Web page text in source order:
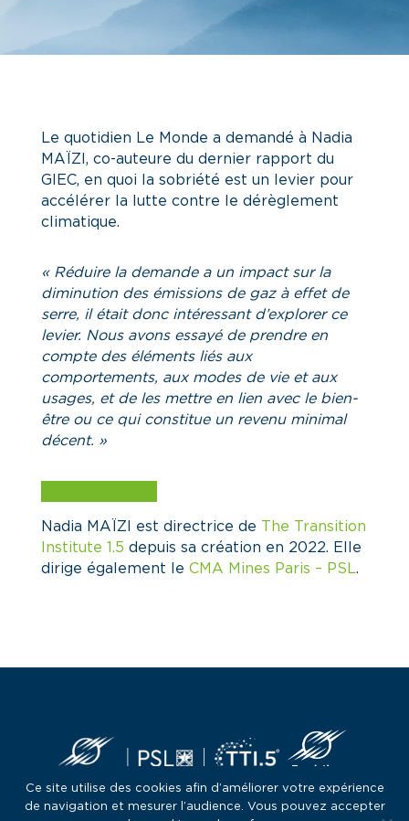
Le quotidien Le Monde a demandé à Nadia
MAÏZI, co-auteure du dernier rapport du
GIEC, en quoi la sobriété est un levier pour
accélérer la lutte contre le dérèglement
climatique.
« Réduire la demande a un impact sur la
diminution des émissions de gaz à effet de
serre, il était donc intéressant d’explorer ce
levier. Nous avons essayé de prendre en
compte des éléments liés aux
comportements, aux modes de vie et aux
usages, et de les mettre en lien avec le bien-
être ou ce qui constitue un revenu minimal
décent. »
Nadia MAÏZI est directrice de The Transition
Institute 1.5 depuis sa création en 2022. Elle
dirige également le CMA Mines Paris – PSL.
Ce site utilise des cookies afin d’améliorer votre expérience
de navigation et mesurer l’audience. Vous pouvez accepter